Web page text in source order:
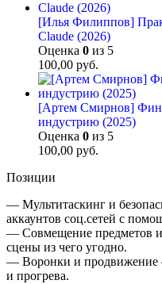
[Илья Филиппов]
Claude (2026)
Оценка 0 из 5
100,00 руб.
[Артем Смирнов]
индустрию (2025)
Оценка 0 из 5
100,00 руб.
Позиции
— Мультитаскинг и
аккаунтов соц.сетей с
— Совмещение предметов
сцены из чего угодно.
— Воронки и продвижение
и прогрева.